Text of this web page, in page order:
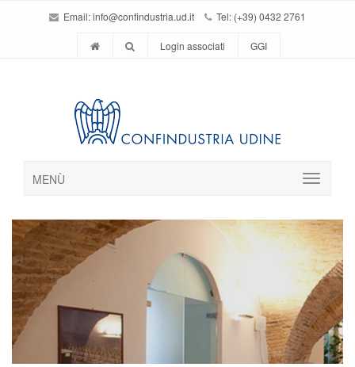
Email:info@confindustria.ud.it Tel: (+39) 0432 2761
Login associati GGI
MENÙ